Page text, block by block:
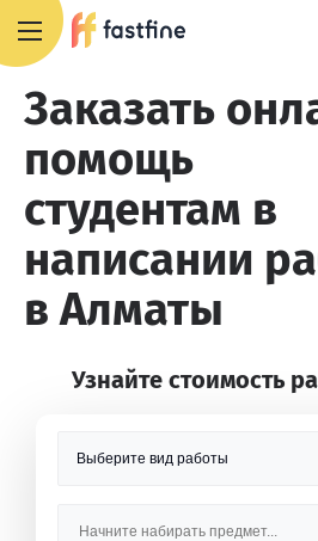
Заказать
помощь
студентам в
написании
в Алматы
Узнайте стоимость